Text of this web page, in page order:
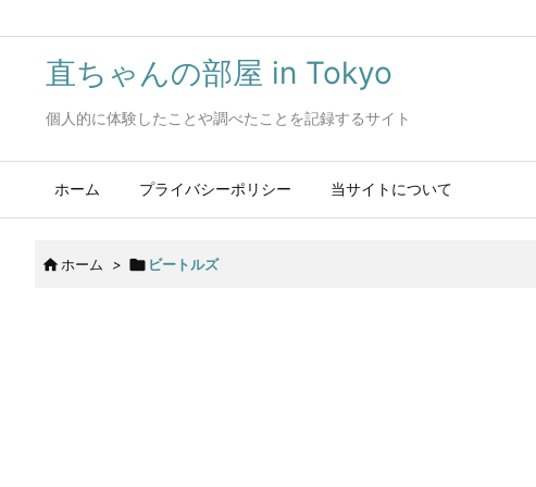
直ちゃんの部屋 in Tokyo
個人的に体験したことや調べたことを記録するサイト
ホーム プライバシーポリシー 当サイトについて
 ホーム >  ビートルズ